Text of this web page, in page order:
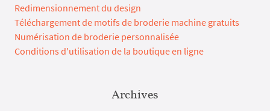
Redimensionnement du design
Téléchargement de motifs de broderie machine gratuits
Numérisation de broderie personnalisée
Conditions d'utilisation de la boutique en ligne
Archives